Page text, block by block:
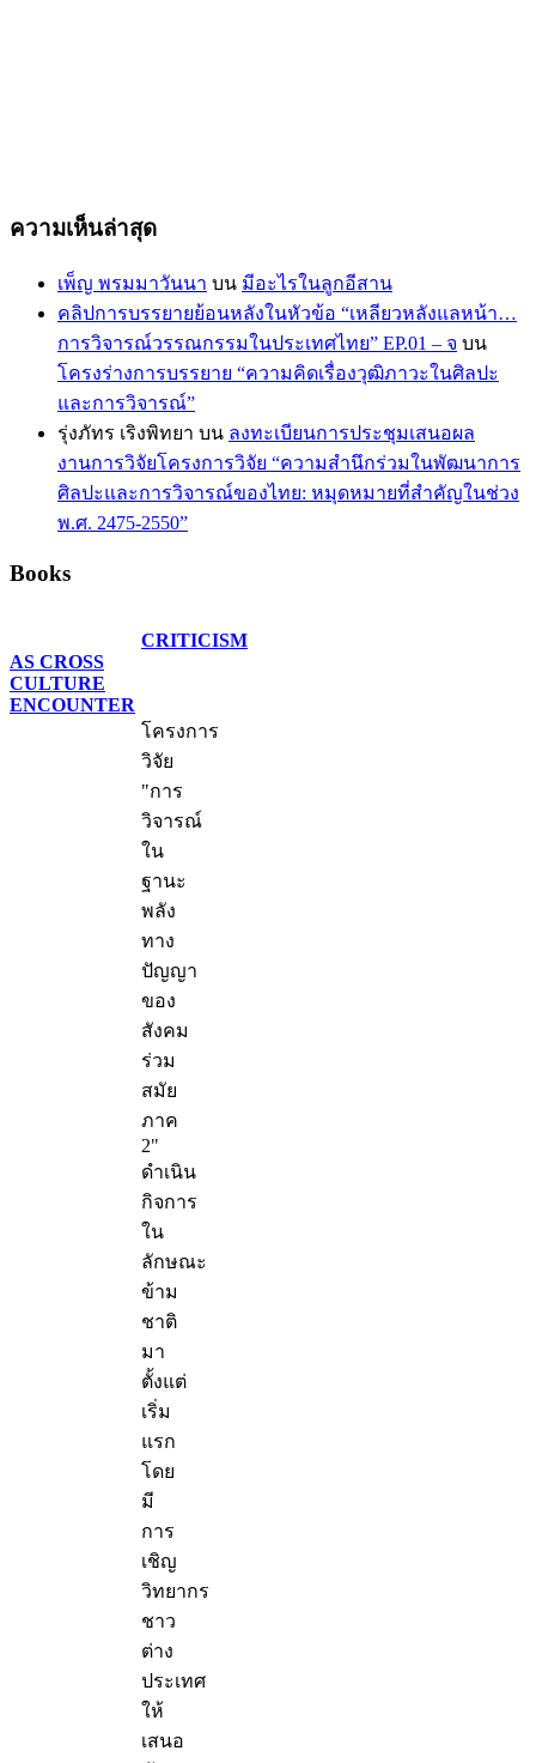
ความเห็นล่าสุด
เพ็ญ พรมมาวันนา บน มีอะไรในลูกอีสาน
คลิปการบรรยายย้อนหลังในหัวข้อ “เหลียวหลังแลหน้า…
การวิจารณ์วรรณกรรมในประเทศไทย” EP.01 – จ บน
โครงร่างการบรรยาย “ความคิดเรื่องวุฒิภาวะในศิลปะ
และการวิจารณ์”
รุ่งภัทร เริงพิทยา บน ลงทะเบียนการประชุมเสนอผล
งานการวิจัยโครงการวิจัย “ความสำนึกร่วมในพัฒนาการ
ศิลปะและการวิจารณ์ของไทย: หมุดหมายที่สำคัญในช่วง
พ.ศ. 2475-2550”
Books
CRITICISM
AS CROSS
CULTURE
ENCOUNTER
โครงการ
วิจัย
"การ
วิจารณ์
ใน
ฐานะ
พลัง
ทาง
ปัญญา
ของ
สังคม
ร่วม
สมัย
ภาค
2"
ดำเนิน
กิจการ
ใน
ลักษณะ
ข้าม
ชาติ
มา
ตั้งแต่
เริ่ม
แรก
โดย
มี
การ
เชิญ
วิทยากร
ชาว
ต่าง
ประเทศ
ให้
เสนอ